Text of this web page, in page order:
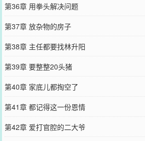
第36章 用拳头解决问题
第37章 放杂物的房子
第38章 主任都要找林升阳
第39章 要整整20头猪
第40章 家底儿都掏空了
第41章 都记得这一份恩情
第42章 爱打官腔的二大爷